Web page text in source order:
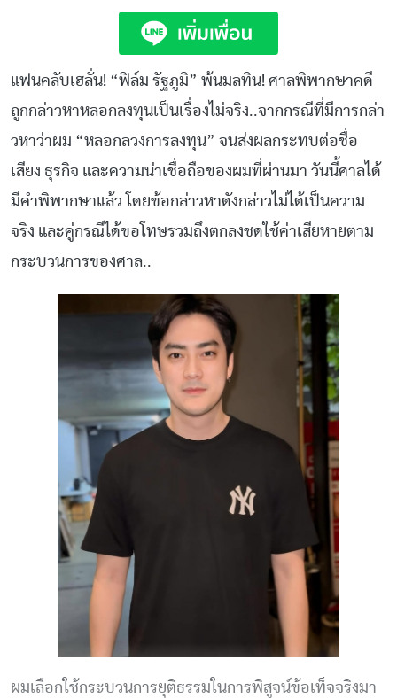
แฟนคลับเฮลั่น! “ฟิล์ม รัฐภูมิ” พ้นมลทิน! ศาลพิพากษาคดี
ถูกกล่าวหาหลอกลงทุนเป็นเรื่องไม่จริง..จากกรณีที่มีการกล่า
วหาว่าผม “หลอกลวงการลงทุน” จนส่งผลกระทบต่อชื่อ
เสียง ธุรกิจ และความน่าเชื่อถือของผมที่ผ่านมา วันนี้ศาลได้
มีคำพิพากษาแล้ว โดยข้อกล่าวหาดังกล่าวไม่ได้เป็นความ
จริง และคู่กรณีได้ขอโทษรวมถึงตกลงชดใช้ค่าเสียหายตาม
กระบวนการของศาล..
ผมเลือกใช้กระบวนการยุติธรรมในการพิสูจน์ข้อเท็จจริงมา